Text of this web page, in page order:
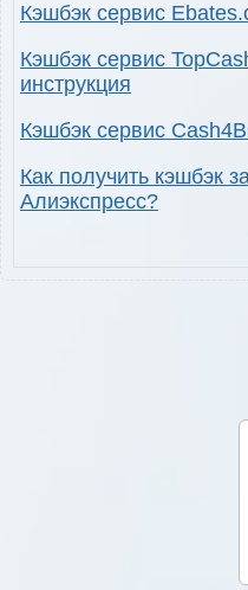
Кэшбэк сервис
Кэшбэк сервис
инструкция
Кэшбэк сервис
Как получить кэшбэк
Алиэкспресс?